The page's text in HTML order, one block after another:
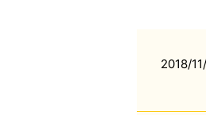
2018/